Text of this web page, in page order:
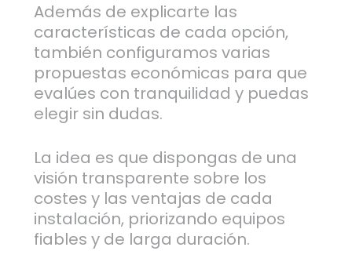
Además de explicarte las
características de cada opción,
también configuramos varias
propuestas económicas para que
evalúes con tranquilidad y puedas
elegir sin dudas.
La idea es que dispongas de una
visión transparente sobre los
costes y las ventajas de cada
instalación, priorizando equipos
fiables y de larga duración.